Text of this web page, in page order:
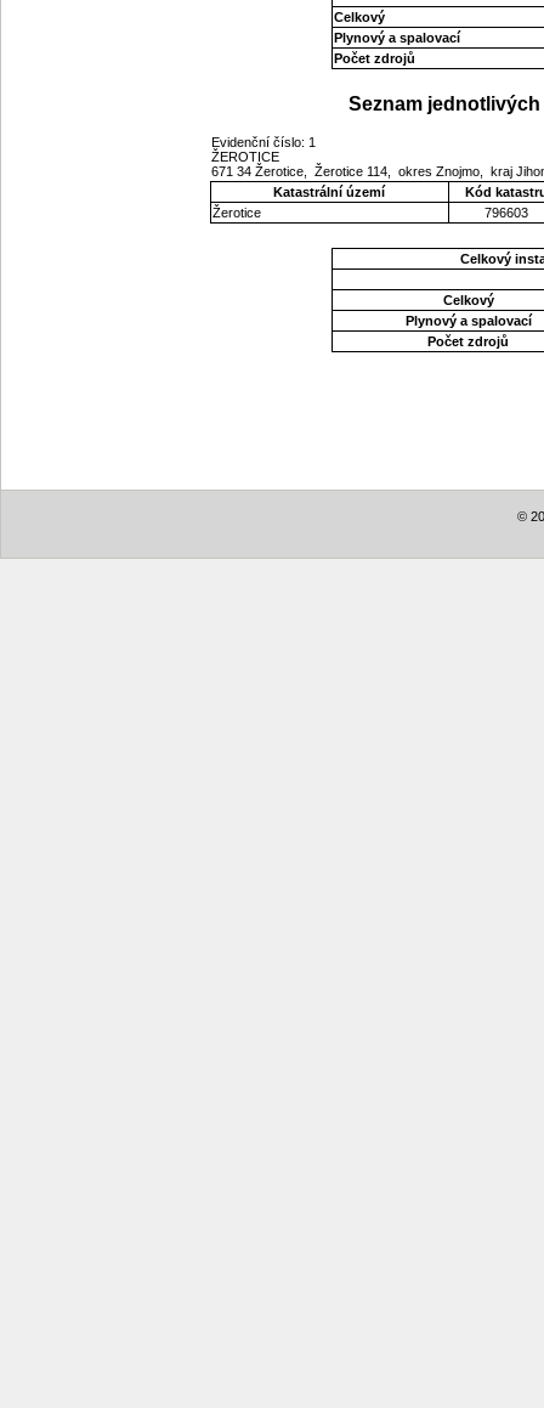
Celkový
Plynový a spalovací
Počet zdrojů
Seznam
Evidenční číslo: 1
ŽEROTICE
671 34 Žerotice, Žerotice 114, okres Znojmo, kraj
Katastrální území
Kód
Žerotice
796603
Celkový
Celkový
Plynový a spalovací
Počet zdrojů
©